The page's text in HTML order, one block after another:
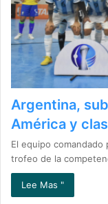
Argentina,
América y
El equipo
trofeo de la
Lee Mas "